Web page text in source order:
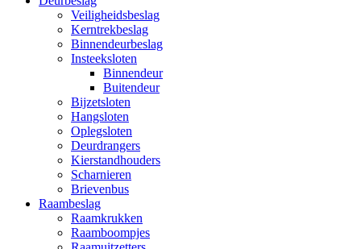
Veiligheidsbeslag
Kerntrekbeslag
Binnendeurbeslag
Insteeksloten
Binnendeur
Buitendeur
Bijzetsloten
Hangsloten
Oplegsloten
Deurdrangers
Kierstandhouders
Scharnieren
Brievenbus
Raambeslag
Raamkrukken
Raamboompjes